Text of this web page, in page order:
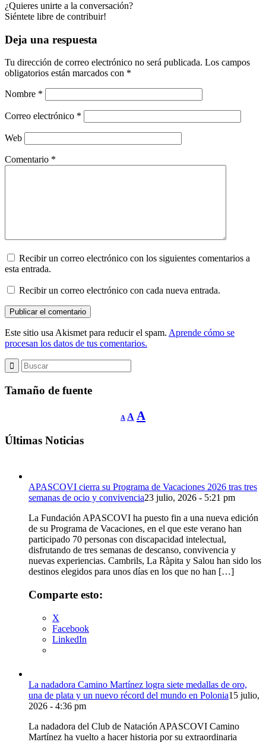
¿Quieres unirte a la conversación?
Siéntete libre de contribuir!
Deja una respuesta
Tu dirección de correo electrónico no será publicada. Los campos
obligatorios están marcados con *
Nombre *
Correo electrónico *
Web
Comentario *
Recibir un correo electrónico con los siguientes comentarios a
esta entrada.
Recibir un correo electrónico con cada nueva entrada.
Este sitio usa Akismet para reducir el spam. Aprende cómo se
procesan los datos de tus comentarios.
Tamaño de fuente
A
Reducir
tamaño
A Restablecer
tamaño
A
Últimas Noticias
APASCOVI cierra su Programa de Vacaciones 2026 tras tres
semanas de ocio y convivencia23 julio, 2026 - 5:21 pm
La Fundación APASCOVI ha puesto fin a una nueva edición
de su Programa de Vacaciones, en el que este verano han
participado 70 personas con discapacidad intelectual,
disfrutando de tres semanas de descanso, convivencia y
nuevas experiencias. Cambrils, La Ràpita y Salou han sido los
destinos elegidos para unos días en los que no han […]
Comparte esto:
X
Facebook
LinkedIn
La nadadora Camino Martínez logra siete medallas de oro,
una de plata y un nuevo récord del mundo en Polonia15 julio,
2026 - 4:36 pm
La nadadora del Club de Natación APASCOVI Camino
Martínez ha vuelto a hacer historia por su extraordinaria